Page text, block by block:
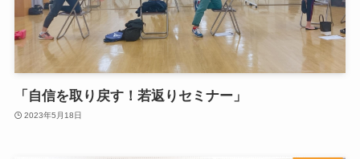
「自信を取り戻す！若返りセミナー」
2023年5月18日